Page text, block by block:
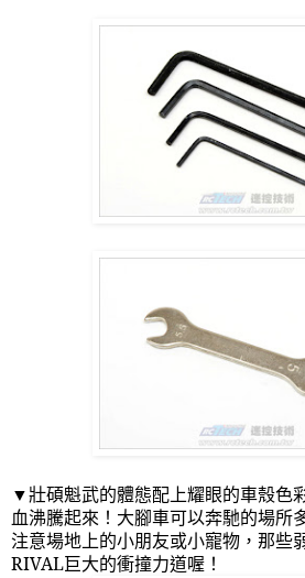
▼壯碩魁武的體態配上耀眼的車殼色
血沸騰起來！大腳車可以奔馳的場所
注意場地上的小朋友或小寵物，那些
RIVAL巨大的衝撞力道喔！